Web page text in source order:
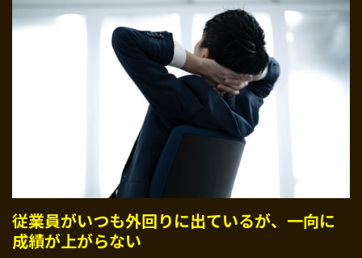
従業員がいつも外回りに出ているが、一向に
成績が上がらない